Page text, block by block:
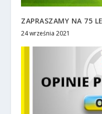
ZAPRASZAMY NA 75
24 września 2021